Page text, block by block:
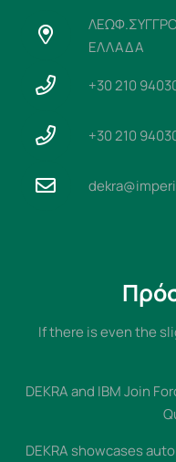
ΕΛΛΑΔΑ
+30 210
+30 210
If there is even the
DEKRA and IBM Join
DEKRA showcases